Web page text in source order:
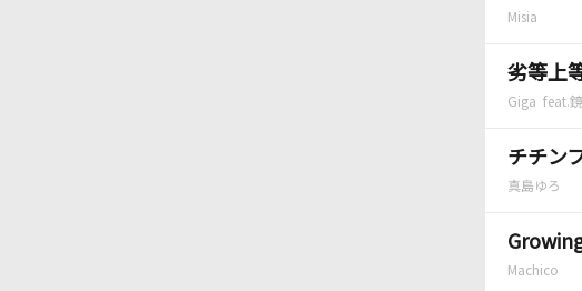
Misia
劣等上
Giga feat.
チチン
真島ゆろ
Machico